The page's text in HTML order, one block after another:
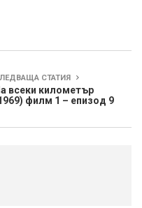
СТАТИЯ
всеки километър
филм 1 – епизод 9